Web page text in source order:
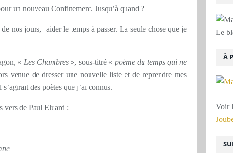
un nouveau Confinement. Jusqu’à quand ?
nos jours, aider le temps à passer. La seule chose que je
« Les Chambres», sous-titré « poème du temps qui ne
venue de dresser une nouvelle liste et de reprendre mes
des poètes que j’ai connus.
vers de Paul Eluard :
Le
À
Voir